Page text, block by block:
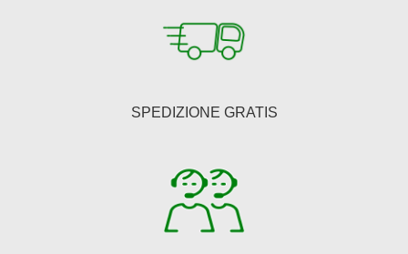
opzioni
pagina
prodotto
SPEDIZIONE GRATIS